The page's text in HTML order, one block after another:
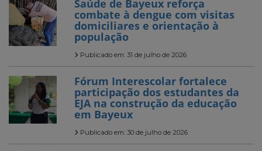
Saúde de Bayeux reforça
combate à dengue com visitas
domiciliares e orientação à
população
Publicado em: 31 de julho de 2026
Fórum Interescolar fortalece
participação dos estudantes da
EJA na construção da educação
em Bayeux
Publicado em: 30 de julho de 2026